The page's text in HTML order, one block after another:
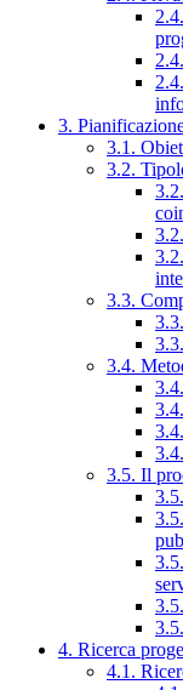
3.
3.1.
3.2.
3.3.
3.4.
3.5. Il
4. Ricerca
4.1.